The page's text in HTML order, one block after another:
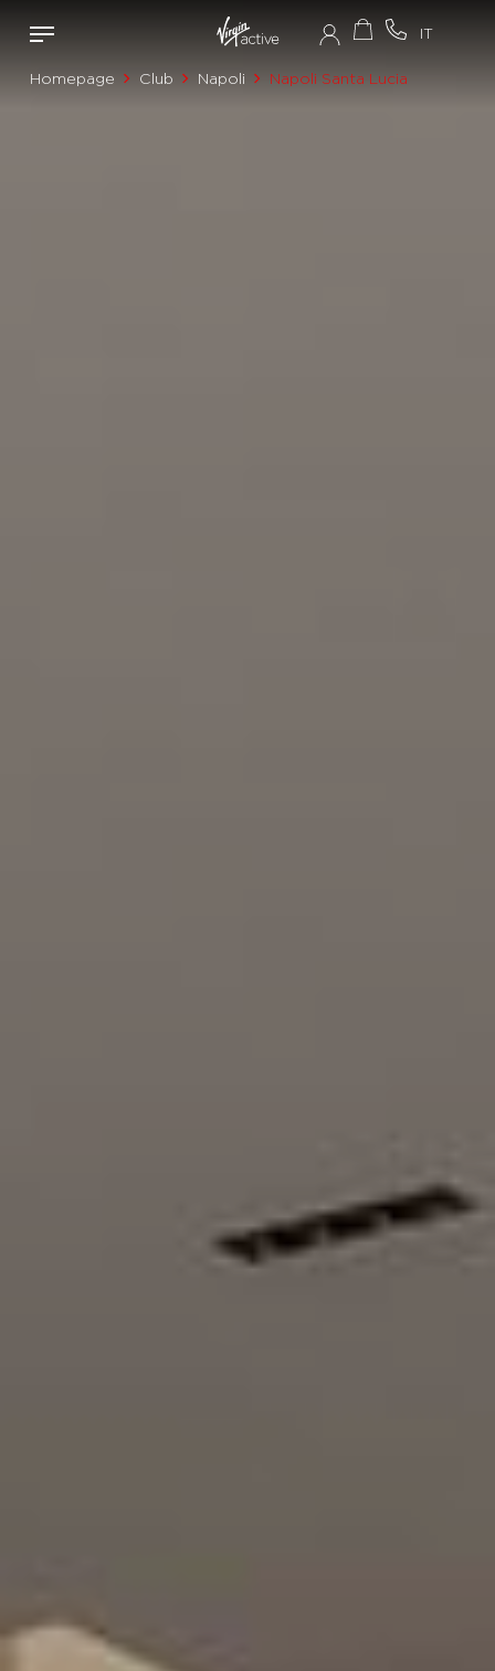
Homepage Club Napoli Napoli Santa Lucia